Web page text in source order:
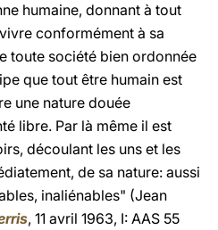
humaine, donnant à tout
conformément à sa
toute société bien ordonnée
que tout être humain est
une nature douée
libre. Par là même il est
découlant les uns et les
de sa nature: aussi
inaliénables" (Jean
, 11 avril 1963, I: AAS 55